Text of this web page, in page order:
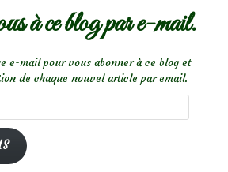
à ce blog par e-mail.
e-mail pour vous abonner à ce blog et
de chaque nouvel article par email.